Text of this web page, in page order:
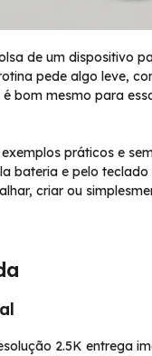
de um dispositivo
pede algo leve,
bom mesmo para
práticos e
bateria e pelo
criar ou
2.5K entrega